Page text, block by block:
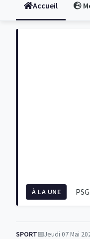
Accueil
À LA UNE
du PSG
SPORT Jeudi 07 Mai